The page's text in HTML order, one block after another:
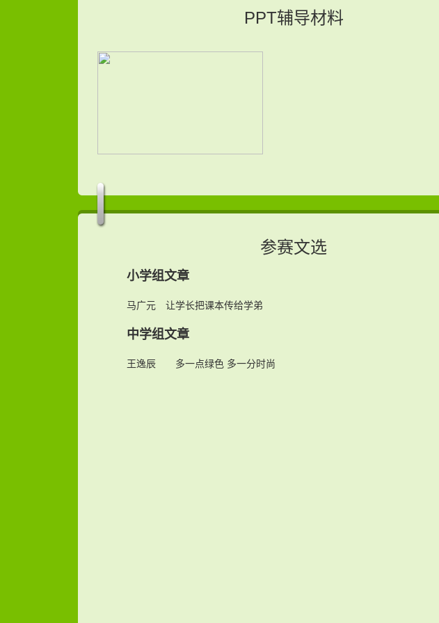
PPT辅导材料
参赛文选
小学组文章
马广元 让学长把课本传给学弟
中学组文章
王逸辰 多一点绿色 多一分时尚